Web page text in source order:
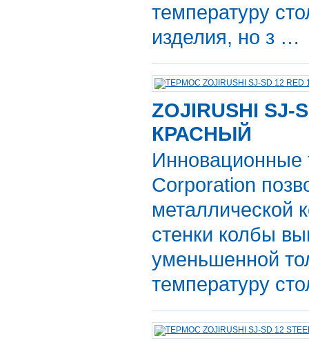
температуру
изделия, но з …
ZOJIRUSHI SJ-
КРАСНЫЙ
Инновационные
Corporation
металлической
стенки колбы
уменьшенной
температуру